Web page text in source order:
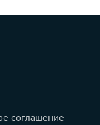
соглашение